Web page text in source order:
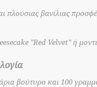
βανίλιας
"Red Velvet" ή
βούτυρο και 100